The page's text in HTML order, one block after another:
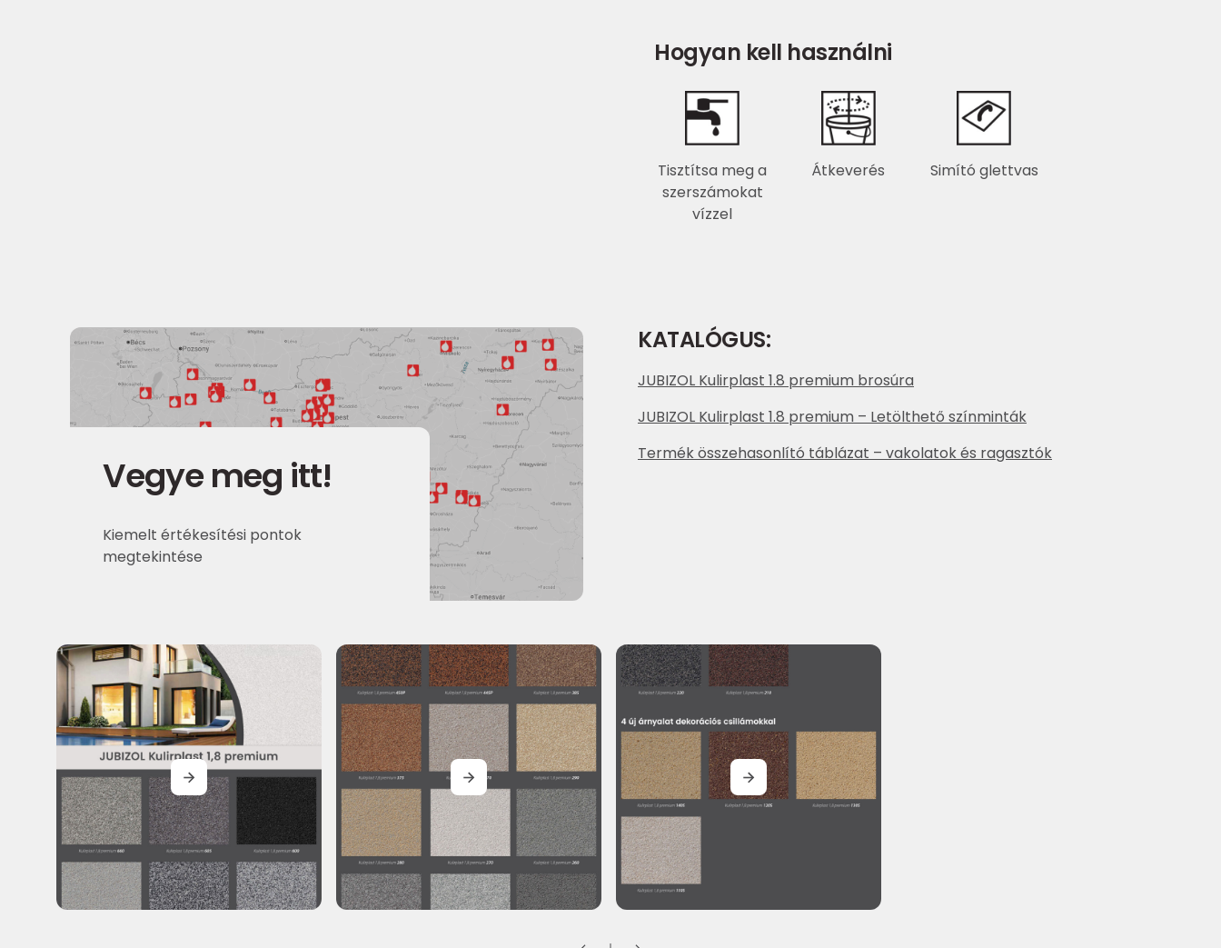
Hogyan kell használni
Tisztítsa meg a
szerszámokat
vízzel
Átkeverés Simító glettvas
Vegye meg itt!
Kiemelt értékesítési pontok
megtekintése
KATALÓGUS:
JUBIZOL Kulirplast 1.8 premium brosúra
JUBIZOL Kulirplast 1.8 premium – Letölthető színminták
Termék összehasonlító táblázat – vakolatok és ragasztók